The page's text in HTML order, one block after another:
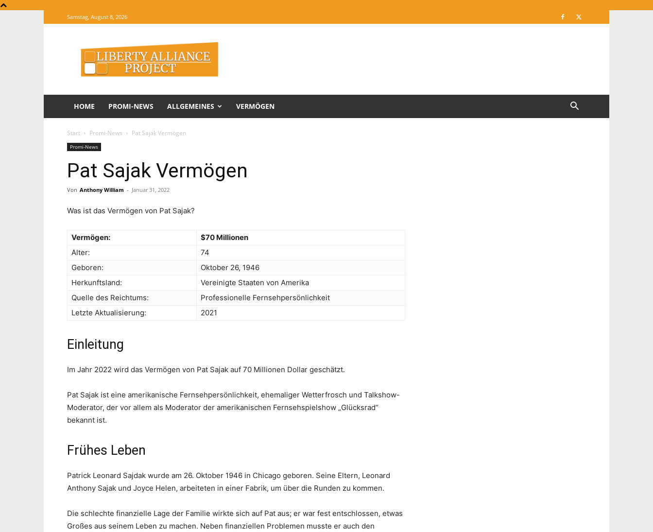
Samstag, August 8, 2026
Website
of
Informations
HOME PROMI-NEWS ALLGEMEINES VERMÖGEN
Start Promi-News Pat Sajak Vermögen
Promi-News
Pat Sajak Vermögen
Von Anthony William - Januar 31, 2022
Was ist das Vermögen von Pat Sajak?
Vermögen:
$70 Millionen
Alter:
74
Geboren:
Oktober 26, 1946
Herkunftsland:
Vereinigte Staaten von Amerika
Quelle des Reichtums:
Professionelle Fernsehpersönlichkeit
Letzte Aktualisierung:
2021
Einleitung
Im Jahr 2022 wird das Vermögen von Pat Sajak auf 70 Millionen Dollar geschätzt.
Pat Sajak ist eine amerikanische Fernsehpersönlichkeit, ehemaliger Wetterfrosch und Talkshow-
Moderator, der vor allem als Moderator der amerikanischen Fernsehspielshow „Glücksrad“
bekannt ist.
Frühes Leben
Patrick Leonard Sajdak wurde am 26. Oktober 1946 in Chicago geboren. Seine Eltern, Leonard
Anthony Sajak und Joyce Helen, arbeiteten in einer Fabrik, um über die Runden zu kommen.
Die schlechte finanzielle Lage der Familie wirkte sich auf Pat aus; er war fest entschlossen, etwas
Großes aus seinem Leben zu machen. Neben finanziellen Problemen musste er auch den